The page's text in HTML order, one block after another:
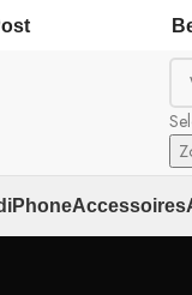
iPhoneAccessoires